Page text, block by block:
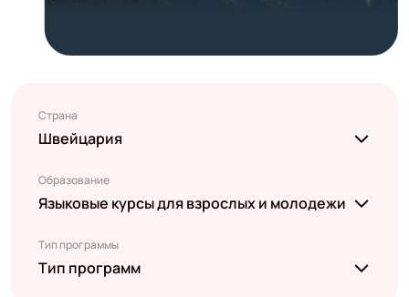
Страна
Швейцария
Образование
Языковые курсы для взрослых и молодежи
Тип программы
Тип программ